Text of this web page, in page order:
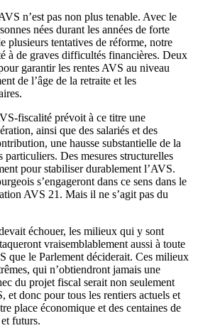
n’est pas non plus tenable. Avec le
nées durant les années de forte
plusieurs tentatives de réforme, notre
à de graves difficultés financières. Deux
garantir les rentes AVS au niveau
de l’âge de la retraite et les
fiscalité prévoit à ce titre une
ainsi que des salariés et des
une hausse substantielle de la
particuliers. Des mesures structurelles
pour stabiliser durablement l’AVS.
s’engageront dans ce sens dans le
AVS 21. Mais il ne s’agit pas du
échouer, les milieux qui y sont
vraisemblablement aussi à toute
que le Parlement déciderait. Ces milieux
qui n’obtiendront jamais une
du projet fiscal serait non seulement
et donc pour tous les rentiers actuels et
place économique et des centaines de
futurs.